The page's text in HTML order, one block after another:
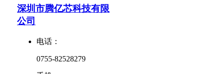
深圳市腾亿芯科技有限
公司
电话：
0755-82528279